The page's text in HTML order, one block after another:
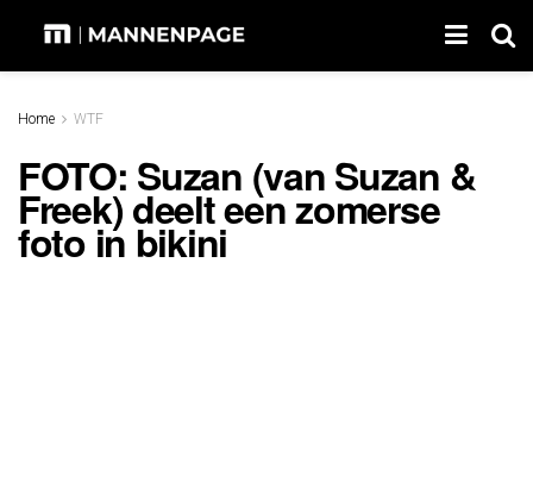
Home WTF
FOTO: Suzan (van Suzan &
Freek) deelt een zomerse
foto in bikini